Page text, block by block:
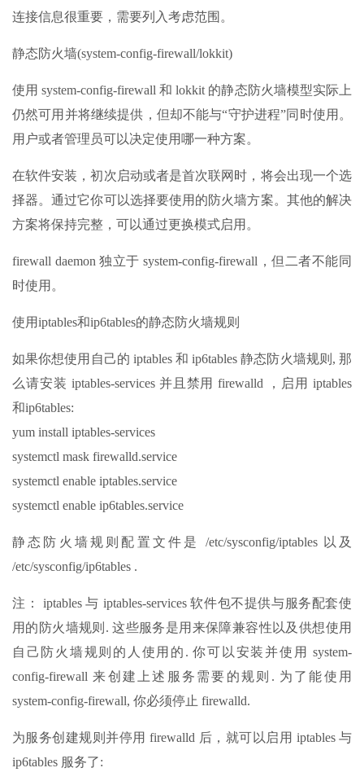
连接信息很重要，需要列入考虑范围。
静态防火墙(system-config-firewall/lokkit)
使用 system-config-firewall 和 lokkit 的静态防火墙模型实际上
仍然可用并将继续提供，但却不能与“守护进程”同时使用。
用户或者管理员可以决定使用哪一种方案。
在软件安装，初次启动或者是首次联网时，将会出现一个选
择器。通过它你可以选择要使用的防火墙方案。其他的解决
方案将保持完整，可以通过更换模式启用。
firewall daemon 独立于 system-config-firewall，但二者不能同
时使用。
使用iptables和ip6tables的静态防火墙规则
如果你想使用自己的 iptables 和 ip6tables 静态防火墙规则, 那
么请安装 iptables-services 并且禁用 firewalld ，启用 iptables
和ip6tables:
yum install iptables-services
systemctl mask firewalld.service
systemctl enable iptables.service
systemctl enable ip6tables.service
静态防火墙规则配置文件是 /etc/sysconfig/iptables 以及
/etc/sysconfig/ip6tables .
注： iptables 与 iptables-services 软件包不提供与服务配套使
用的防火墙规则. 这些服务是用来保障兼容性以及供想使用
自己防火墙规则的人使用的. 你可以安装并使用 system-
config-firewall 来创建上述服务需要的规则. 为了能使用
system-config-firewall, 你必须停止 firewalld.
为服务创建规则并停用 firewalld 后，就可以启用 iptables 与
ip6tables 服务了: